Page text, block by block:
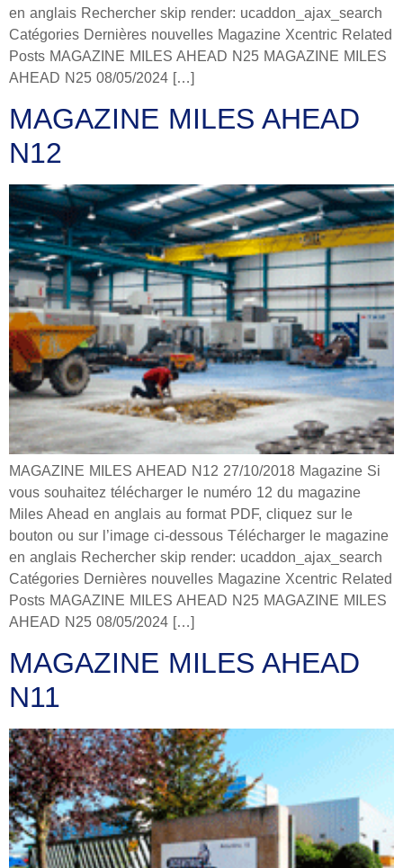
en anglais Rechercher skip render: ucaddon_ajax_search
Catégories Dernières nouvelles Magazine Xcentric Related
Posts MAGAZINE MILES AHEAD N25 MAGAZINE MILES
AHEAD N25 08/05/2024 […]
MAGAZINE MILES AHEAD
N12
MAGAZINE MILES AHEAD N12 27/10/2018 Magazine Si
vous souhaitez télécharger le numéro 12 du magazine
Miles Ahead en anglais au format PDF, cliquez sur le
bouton ou sur l’image ci-dessous Télécharger le magazine
en anglais Rechercher skip render: ucaddon_ajax_search
Catégories Dernières nouvelles Magazine Xcentric Related
Posts MAGAZINE MILES AHEAD N25 MAGAZINE MILES
AHEAD N25 08/05/2024 […]
MAGAZINE MILES AHEAD
N11